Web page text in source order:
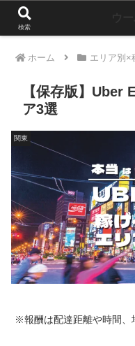
ホーム エリア別×
【保存版】Uber
ア3選
関東
※報酬は配達距離や時間、
検索